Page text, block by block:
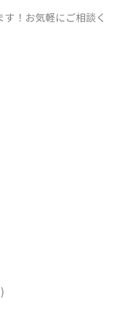
！お気軽にご相談く